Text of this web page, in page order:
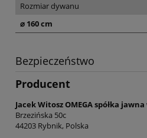
Rozmiar dywanu
⌀ 160 cm
Bezpieczeństwo
Producent
Jacek Witosz OMEGA spółka
Brzezińska 50c
44203 Rybnik, Polska